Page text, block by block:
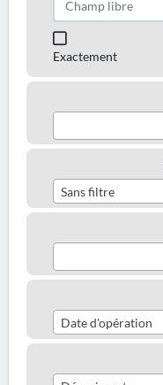
Exactement
Sans filtre
Date d'opération